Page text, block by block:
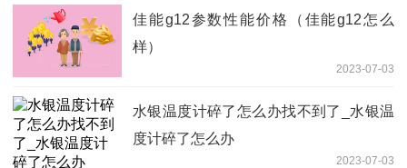
佳能g12参数性能价格（佳能g12怎么
样）
2023-07-03
水银温度计碎了怎么办找不到了_水银温
度计碎了怎么办
2023-07-03